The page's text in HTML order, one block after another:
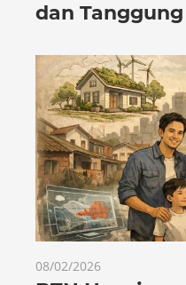
dan
08/02/2026